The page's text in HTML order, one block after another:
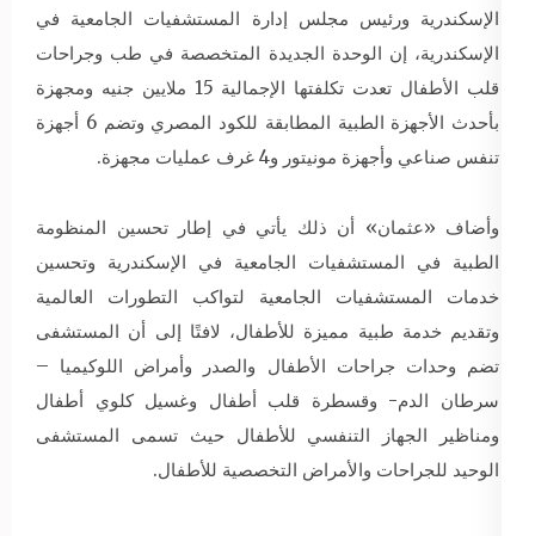
الإسكندرية ورئيس مجلس إدارة المستشفيات الجامعية في
الإسكندرية، إن الوحدة الجديدة المتخصصة في طب وجراحات
قلب الأطفال تعدت تكلفتها الإجمالية 15 ملايين جنيه ومجهزة
بأحدث الأجهزة الطبية المطابقة للكود المصري وتضم 6 أجهزة
تنفس صناعي وأجهزة مونيتور و4 غرف عمليات مجهزة.
وأضاف «عثمان» أن ذلك يأتي في إطار تحسين المنظومة
الطبية في المستشفيات الجامعية في الإسكندرية وتحسين
خدمات المستشفيات الجامعية لتواكب التطورات العالمية
وتقديم خدمة طبية مميزة للأطفال، لافتًا إلى أن المستشفى
تضم وحدات جراحات الأطفال والصدر وأمراض اللوكيميا –
سرطان الدم- وقسطرة قلب أطفال وغسيل كلوي أطفال
ومناظير الجهاز التنفسي للأطفال حيث تسمى المستشفى
الوحيد للجراحات والأمراض التخصصية للأطفال.